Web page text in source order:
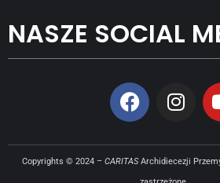
NASZE SOCIAL
Copyrights © 2024 – CARITASArchidiecezji